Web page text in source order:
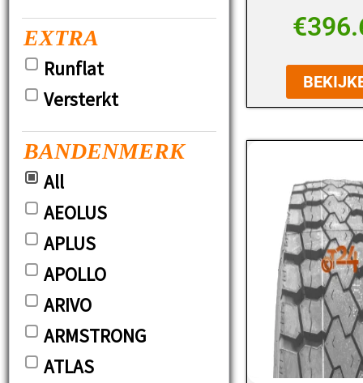
EXTRA
Runflat
Versterkt
BANDENMERK
All
AEOLUS
APLUS
APOLLO
ARIVO
ARMSTRONG
ATLAS
€